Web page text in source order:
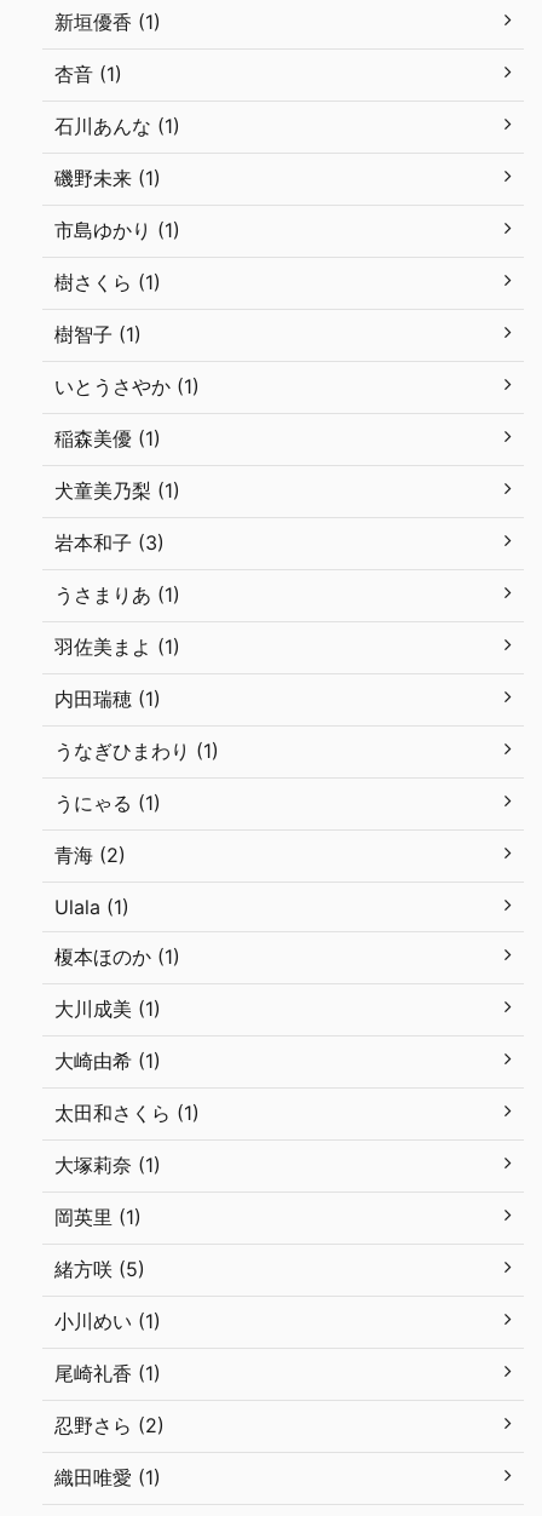
新垣優香 (1)
杏音 (1)
石川あんな (1)
磯野未来 (1)
市島ゆかり (1)
樹さくら (1)
樹智子 (1)
いとうさやか (1)
稲森美優 (1)
犬童美乃梨 (1)
岩本和子 (3)
うさまりあ (1)
羽佐美まよ (1)
内田瑞穂 (1)
うなぎひまわり (1)
うにゃる (1)
青海 (2)
Ulala (1)
榎本ほのか (1)
大川成美 (1)
大崎由希 (1)
太田和さくら (1)
大塚莉奈 (1)
岡英里 (1)
緒方咲 (5)
小川めい (1)
尾崎礼香 (1)
忍野さら (2)
織田唯愛 (1)